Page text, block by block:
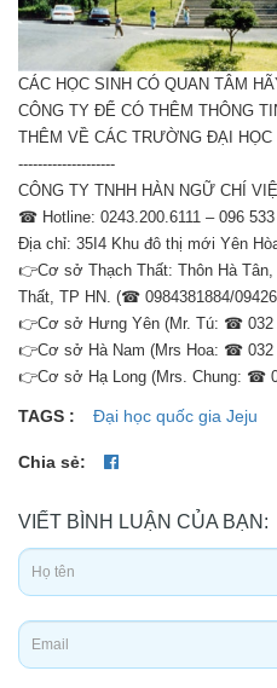
CÁC HỌC SINH CÓ QUAN TÂM
CÔNG TY ĐỂ CÓ THÊM THÔNG
THÊM VỀ CÁC TRƯỜNG ĐẠI HỌC
--------------------
CÔNG TY TNHH HÀN NGỮ CHÍ
☎ Hotline: 0243.200.6111 – 096
Địa chỉ: 35I4 Khu đô thị mới Yên
👉Cơ sở Thạch Thất: Thôn Hà
Thất, TP HN. (☎ 0984381884/
👉Cơ sở Hưng Yên (Mr. Tú: ☎ 032
👉Cơ sở Hà Nam (Mrs Hoa: ☎ 032
👉Cơ sở Hạ Long (Mrs. Chung: ☎
TAGS : Đại học quốc gia Jeju
Chia sẻ:
VIẾT BÌNH LUẬN CỦA BẠN: